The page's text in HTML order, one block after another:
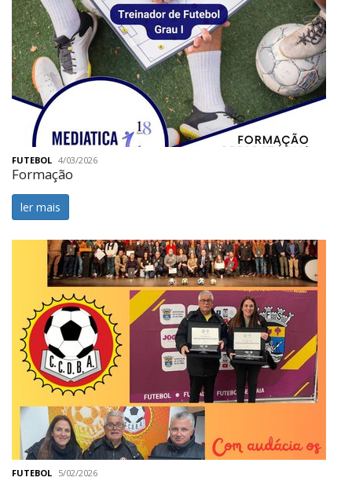
FUTEBOL 4/03/2026
Formação
ler mais
FUTEBOL 5/02/2026